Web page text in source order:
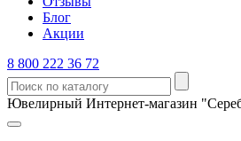
Блог
Акции
8 800 222 36 72
Ювелирный Интернет-магазин